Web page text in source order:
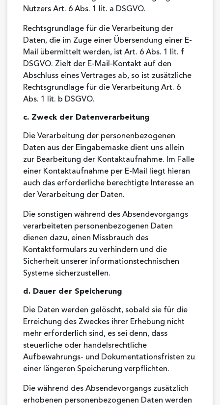
Nutzers Art. 6 Abs. 1 lit. a DSGVO.
Rechtsgrundlage für die Verarbeitung der
Daten, die im Zuge einer Übersendung einer E-
Mail übermittelt werden, ist Art. 6 Abs. 1 lit. f
DSGVO. Zielt der E-Mail-Kontakt auf den
Abschluss eines Vertrages ab, so ist zusätzliche
Rechtsgrundlage für die Verarbeitung Art. 6
Abs. 1 lit. b DSGVO.
c. Zweck der Datenverarbeitung
Die Verarbeitung der personenbezogenen
Daten aus der Eingabemaske dient uns allein
zur Bearbeitung der Kontaktaufnahme. Im Falle
einer Kontaktaufnahme per E-Mail liegt hieran
auch das erforderliche berechtigte Interesse an
der Verarbeitung der Daten.
Die sonstigen während des Absendevorgangs
verarbeiteten personenbezogenen Daten
dienen dazu, einen Missbrauch des
Kontaktformulars zu verhindern und die
Sicherheit unserer informationstechnischen
Systeme sicherzustellen.
d. Dauer der Speicherung
Die Daten werden gelöscht, sobald sie für die
Erreichung des Zweckes ihrer Erhebung nicht
mehr erforderlich sind, es sei denn, dass
steuerliche oder handelsrechtliche
Aufbewahrungs- und Dokumentationsfristen zu
einer längeren Speicherung verpflichten.
Die während des Absendevorgangs zusätzlich
erhobenen personenbezogenen Daten werden